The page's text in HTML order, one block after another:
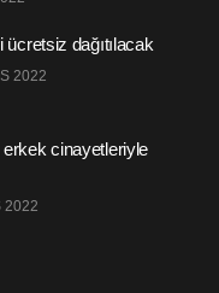
dağıtılacak
2022
erkek cinayetleriyle
2022